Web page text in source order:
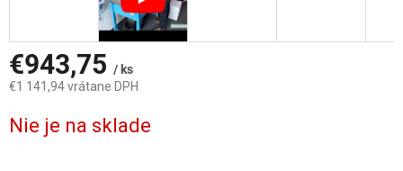
€943,75 / ks
€1 141,94 vrátane DPH
cena:
Nie je na sklade